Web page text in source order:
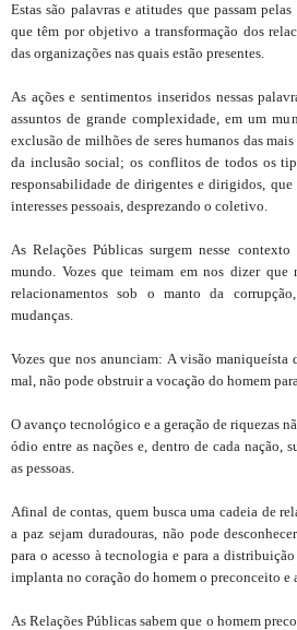
Estas são palavras e atitudes que passam
que têm por objetivo a transformação dos
das organizações nas quais estão presentes.
As ações e sentimentos inseridos nessas
assuntos de grande complexidade, em um
exclusão de milhões de seres humanos das
da inclusão social; os conflitos de todos os
responsabilidade de dirigentes e dirigidos, que
interesses pessoais, desprezando o coletivo.
As Relações Públicas surgem nesse
mundo. Vozes que teimam em nos dizer que
relacionamentos sob o manto da
mudanças.
Vozes que nos anunciam: A visão maniqueísta
mal, não pode obstruir a vocação do homem
O avanço tecnológico e a geração de riquezas
ódio entre as nações e, dentro de cada nação,
as pessoas.
Afinal de contas, quem busca uma cadeia de
a paz sejam duradouras, não pode
para o acesso à tecnologia e para a
implanta no coração do homem o preconceito e
As Relações Públicas sabem que o homem